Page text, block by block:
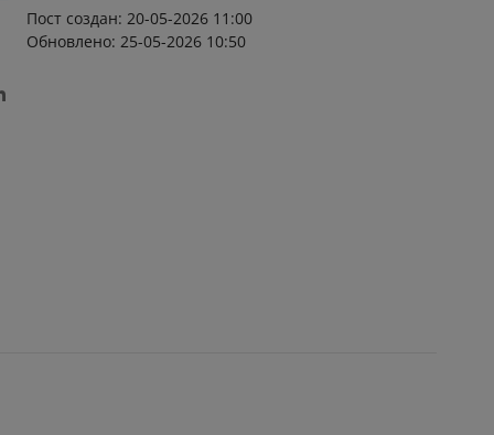
Пост создан: 20-05-2026 11:00
Обновлено: 25-05-2026 10:50